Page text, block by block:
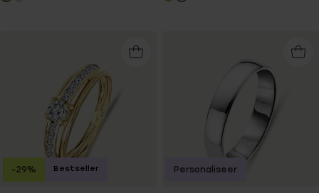
-29% Bestseller Personaliseer